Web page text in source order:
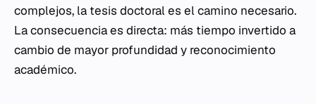
complejos, la tesis doctoral es el camino necesario.
La consecuencia es directa: más tiempo invertido a
cambio de mayor profundidad y reconocimiento
académico.